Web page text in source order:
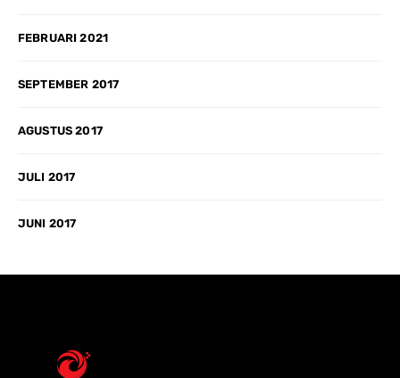
FEBRUARI 2021
SEPTEMBER 2017
AGUSTUS 2017
JULI 2017
JUNI 2017